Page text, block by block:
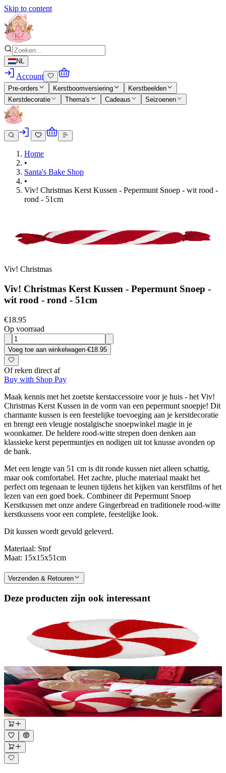
Skip to content
NL
Account
Pre-orders Kerstboomversiering
Kerstbeelden
Kerstdecoratie
Thema's Cadeaus Seizoenen
Home
•
Santa's Bake Shop
•
Viv! Christmas Kerst Kussen - Pepermunt Snoep - wit rood -
rond - 51cm
Viv! Christmas
Viv! Christmas Kerst Kussen - Pepermunt Snoep -
wit rood - rond - 51cm
€18.95
Op voorraad
Voeg toe aan winkelwagen·€18.95
Of reken direct af
Buy with Shop Pay
Maak kennis met het zoetste kerstaccessoire voor je huis - het Viv!
Christmas Kerst Kussen in de vorm van een pepermunt snoepje! Dit
charmante kussen is een feestelijke toevoeging aan je kerstdecoratie
en brengt een vleugje nostalgische snoepwinkel magie in je
woonkamer. De heldere rood-witte strepen doen denken aan
klassieke kerst pepermuntjes en nodigen uit tot knusse avonden op
de bank.
Met een lengte van 51 cm is dit ronde kussen niet alleen schattig,
maar ook comfortabel. Het zachte, pluche materiaal maakt het
perfect om tegenaan te leunen tijdens het kijken van kerstfilms of het
lezen van een goed boek. Combineer dit Pepermunt Snoep
Kerstkussen met onze andere Gingerbread en traditionele rood-witte
kerstkussens voor een complete, feestelijke look.
Dit kussen wordt gevuld geleverd.
Materiaal: Stof
Maat: 15x15x51cm
Verzenden & Retouren
Deze producten zijn ook interessant